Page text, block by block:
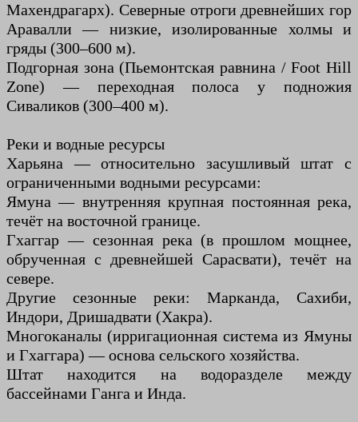
Махендрагарх). Северные отроги древнейших гор
Аравалли — низкие, изолированные холмы и
гряды (300–600 м).
Подгорная зона (Пьемонтская равнина / Foot Hill
Zone) — переходная полоса у подножия
Сиваликов (300–400 м).
Реки и водные ресурсы
Харьяна — относительно засушливый штат с
ограниченными водными ресурсами:
Ямуна — внутренняя крупная постоянная река,
течёт на восточной границе.
Гхаггар — сезонная река (в прошлом мощнее,
обрученная с древнейшей Сарасвати), течёт на
севере.
Другие сезонные реки: Марканда, Сахиби,
Индори, Дришадвати (Хакра).
Многоканалы (ирригационная система из Ямуны
и Гхаггара) — основа сельского хозяйства.
Штат находится на водоразделе между
бассейнами Ганга и Инда.